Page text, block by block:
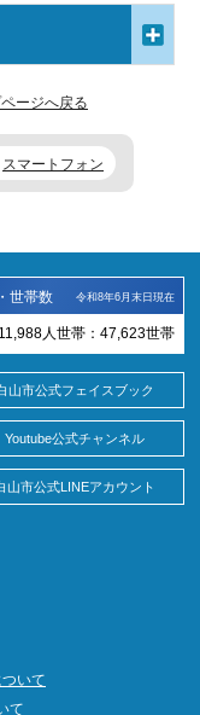
ページへ戻る
スマートフォン
世帯数 令和8年6月末日現在
人 世帯： 47,623世帯
山市公式フェイスブック
Youtube公式チャンネル
山市公式LINEアカウント
いて
て